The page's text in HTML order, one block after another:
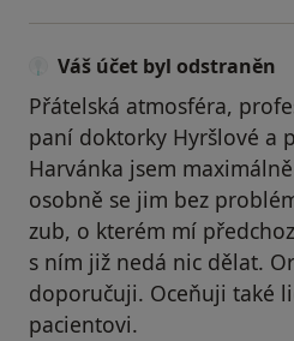
Váš účet byl odstraněn
Přátelská atmosféra,
paní doktorky Hyršlové a
Harvánka jsem
osobně se jim bez
zub, o kterém mí
s ním již nedá nic dělat.
doporučuji. Oceňuji také
pacientovi.